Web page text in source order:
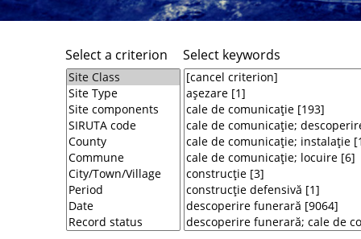
Select a criterion Select keywords